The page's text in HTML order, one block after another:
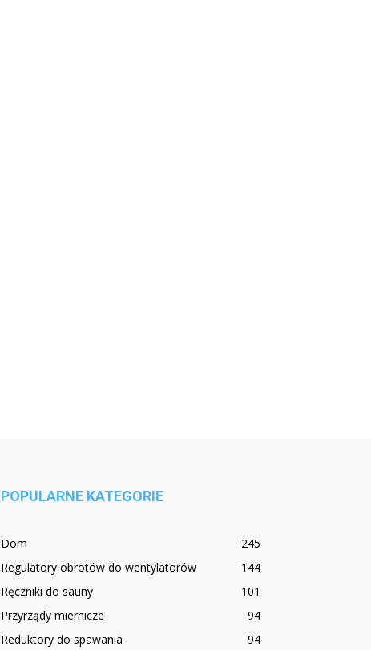
POPULARNE KATEGORIE
Dom
245
Regulatory obrotów do wentylatorów
144
Ręczniki do sauny
101
Przyrządy miernicze
94
Reduktory do spawania
94